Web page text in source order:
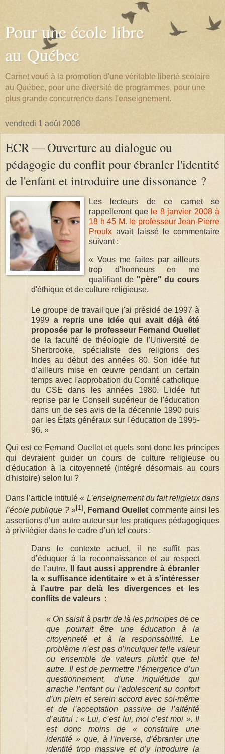
Pour une école libre
au Québec
Carnet voué à la promotion d'une véritable liberté scolaire
au Québec, pour une diversité de programmes, pour une
plus grande concurrence dans l'enseignement.
vendredi 1 août 2008
ECR — Ouverture au dialogue ou
pédagogie du conflit pour ébranler l'identité
de l'enfant et introduire une dissonance ?
Les lecteurs de ce carnet se
rappelleront que le 8 janvier 2008 à
18 h 45 M. le professeur Jean-Pierre
Proulx avait laissé le commentaire
suivant :
« Vous me faites par ailleurs
trop d'honneurs en me
qualifiant de "père" du cours
d'éthique et de culture religieuse.
Le groupe de travail que j'ai présidé de 1997 à
1999a repris une idée qui avait déjà été
proposée par le professeur Fernand Ouellet
de la faculté de théologie de l'Université de
Sherbrooke, spécialiste des religions des
Indes au début des années 80. Son idée fut
d’ailleurs mise en œuvre pendant un certain
temps avec l'approbation du Comité catholique
du CSE dans les années 1980. L'idée fut
reprise par le Conseil supérieur de l'éducation
dans un de ses avis de la décennie 1990 puis
par les États généraux sur l'éducation de 1995-
96. »
Qui est ce Fernand Ouellet et quels sont donc les principes
qui devraient guider un cours de culture religieuse ou
d'éducation à la citoyenneté (intégré désormais au cours
d'histoire) selon lui ?
Dans l’article intitulé « L’enseignement du fait religieux dans
l’école publique ?»[1] , Fernand Ouellet commente ainsi les
assertions d’un autre auteur sur les pratiques pédagogiques
à privilégier dans le cadre d’un tel cours :
Dans le contexte actuel, il ne suffit pas
d’éduquer à la reconnaissance et au respect
de l’autre.
Il faut aussi apprendre à ébranler
la « suffisance identitaire » et à s’intéresser
à l’autre par delà les divergences et les
conflits de valeurs :
« On saisit à partir de là les principes de ce
que pourrait être une éducation à la
citoyenneté et à la responsabilité. Le
problème n’est pas d’inculquer telle valeur
ou ensemble de valeurs plutôt que tel
autre. Il est de permettre l’émergence d’un
questionnement, d’une inquiétude qui
arrache l’enfant ou l’adolescent au confort
d’un plein et serein accord avec soi-même
et de l’acceptation passive de l’altérité
d’autrui : « Lui, c’est lui, moi c’est moi ». Il
est donc moins de « construire une
identité » que, à l’inverse, d’ébranler une
identité trop massive et d’y introduire la